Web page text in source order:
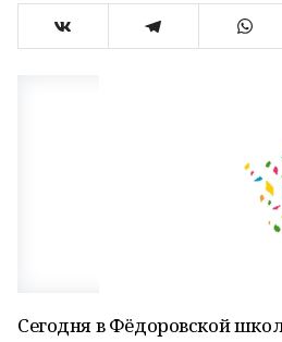
Сегодня в Фёдоровской